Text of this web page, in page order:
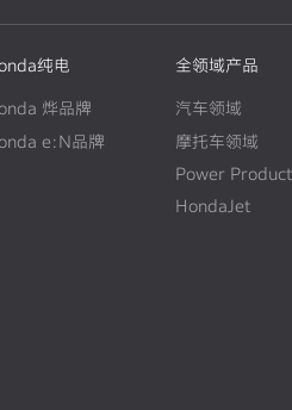
纯电
烨品牌
e:N品牌
全领域产品
汽车领域
摩托车领域
Power
HondaJet